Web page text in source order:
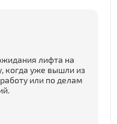
лифта на
когда уже вышли из
или по делам